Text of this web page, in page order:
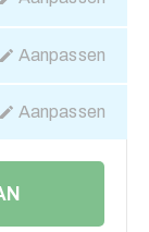
Aanpassen
Aanpassen